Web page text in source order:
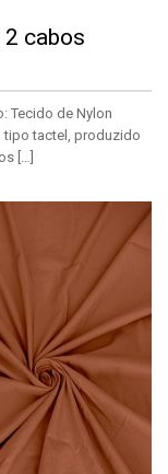
cabos
Tecido de Nylon
tipo tactel, produzido
[…]